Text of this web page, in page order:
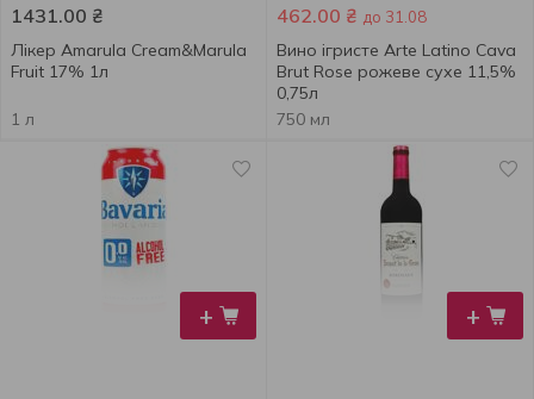
1431.00 ₴
Лiкер Amarula Cream&Marula
Fruit 17% 1л
1 л
462.00 ₴ до 31.08
Вино ігристе Arte Latino Cava
Brut Rose рожеве сухе 11,5%
0,75л
750 мл
+ +